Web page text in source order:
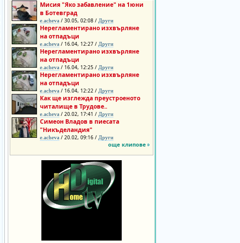
Мисия "Яко забавление" на 1юни
в Ботевград
e.acheva / 30.05, 02:08 / Други
Нерегламентирано изхвърляне
на отпадъци
e.acheva / 16.04, 12:27 / Други
Нерегламентирано изхвърляне
на отпадъци
e.acheva / 16.04, 12:25 / Други
Нерегламентирано изхвърляне
на отпадъци
e.acheva / 16.04, 12:22 / Други
Как ще изглежда преустроеното
читалище в Трудове..
e.acheva / 20.02, 17:41 / Други
Симеон Владов в пиесата
"Никъделандия"
e.acheva / 20.02, 09:16 / Други
още клипове